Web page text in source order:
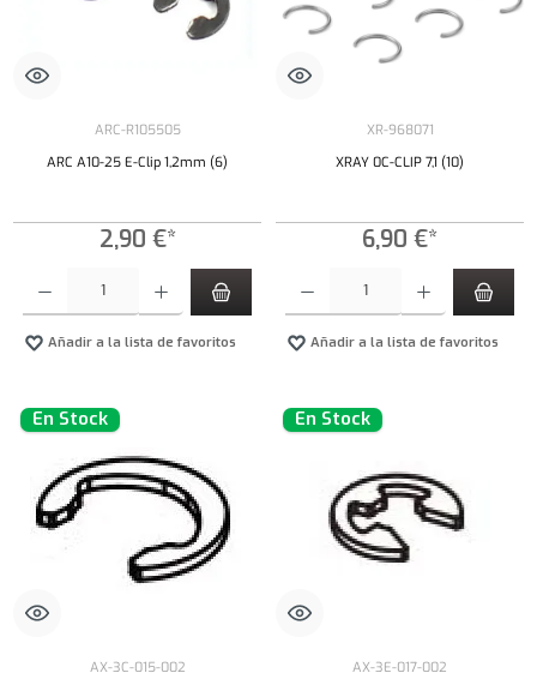
ARC-R105505
ARC A10-25 E-Clip 1,2mm (6)
2,90 €*
Añadir a la lista de favoritos
XR-968071
XRAY 0C-CLIP 7,1 (10)
6,90 €*
Añadir a la lista de favoritos
En Stock
AX-3C-015-002
En Stock
AX-3E-017-002